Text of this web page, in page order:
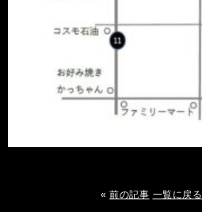
«前の記事 一覧に戻る